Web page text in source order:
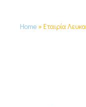
Home » Εταιρία